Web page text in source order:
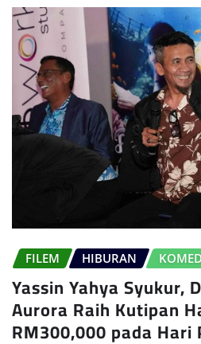
FILEM HIBURAN
Yassin Yahya Syukur,
Aurora Raih Kutipan
RM300,000 pada Hari